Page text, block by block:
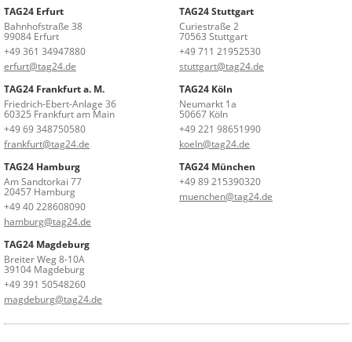
TAG24 Erfurt
Bahnhofstraße 38
99084 Erfurt
+49 361 34947880
erfurt@tag24.de
TAG24 Stuttgart
Curiestraße 2
70563 Stuttgart
+49 711 21952530
stuttgart@tag24.de
TAG24 Frankfurt a. M.
Friedrich-Ebert-Anlage 36
60325 Frankfurt am Main
+49 69 348750580
frankfurt@tag24.de
TAG24 Köln
Neumarkt 1a
50667 Köln
+49 221 98651990
koeln@tag24.de
TAG24 Hamburg
Am Sandtorkai 77
20457 Hamburg
+49 40 228608090
hamburg@tag24.de
TAG24 München
+49 89 215390320
muenchen@tag24.de
TAG24 Magdeburg
Breiter Weg 8-10A
39104 Magdeburg
+49 391 50548260
magdeburg@tag24.de